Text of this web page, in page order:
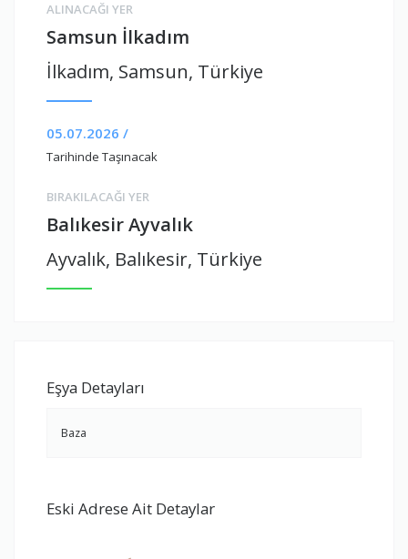
ALINACAĞI YER
Samsun İlkadım
İlkadım, Samsun, Türkiye
05.07.2026 /
Tarihinde Taşınacak
BIRAKILACAĞI YER
Balıkesir Ayvalık
Ayvalık, Balıkesir, Türkiye
Eşya Detayları
Baza
Eski Adrese Ait Detaylar